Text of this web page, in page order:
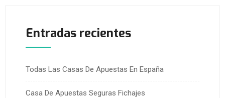
Entradas recientes
Todas Las Casas De Apuestas En España
Casa De Apuestas Seguras Fichajes